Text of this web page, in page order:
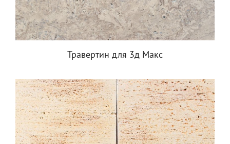
Травертин для 3д Макс